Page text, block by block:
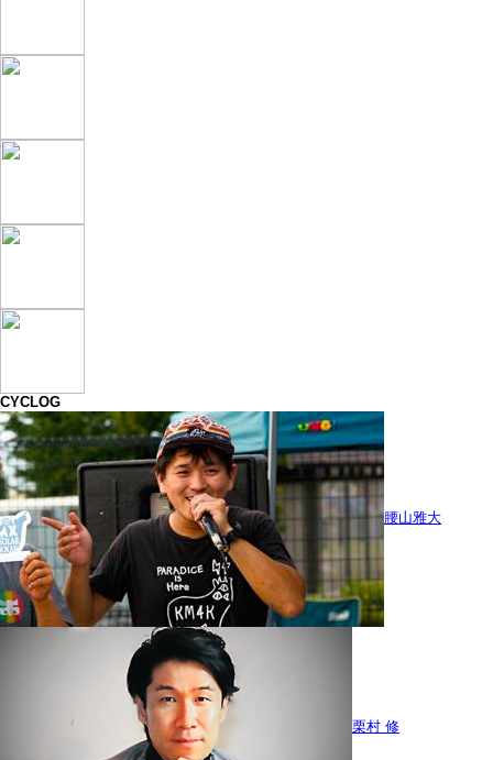
CYCLOG
腰山雅大
栗村 修